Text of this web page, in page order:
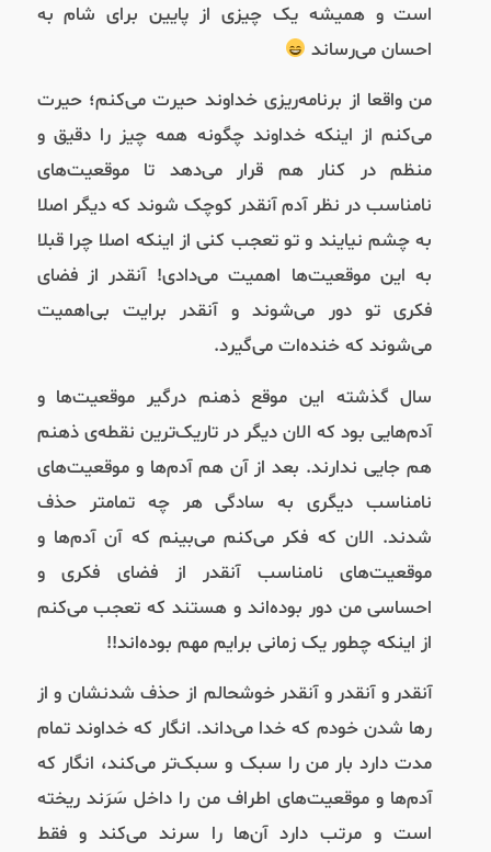
است و همیشه یک چیزی از پایین برای شام به
احسان می‌رساند
من واقعا از برنامه‌ریزی خداوند حیرت می‌کنم؛ حیرت
می‌کنم از اینکه خداوند چگونه همه چیز را دقیق و
منظم در کنار هم قرار می‌دهد تا موقعیت‌های
نامناسب در نظر آدم آنقدر کوچک شوند که دیگر اصلا
به چشم نیایند و تو تعجب کنی از اینکه اصلا چرا قبلا
به این موقعیت‌ها اهمیت می‌دادی! آنقدر از فضای
فکری تو دور می‌شوند و آنقدر برایت بی‌اهمیت
می‌شوند که خنده‌ات می‌گیرد.
سال گذشته این موقع ذهنم درگیر موقعیت‌ها و
آدم‌هایی بود که الان دیگر در تاریک‌ترین نقطه‌ی ذهنم
هم جایی ندارند. بعد از آن هم آدم‌ها و موقعیت‌های
نامناسب دیگری به سادگی هر چه تمامتر حذف
شدند. الان که فکر می‌کنم می‌بینم که آن آدم‌ها و
موقعیت‌های نامناسب آنقدر از فضای فکری و
احساسی من دور بوده‌اند و هستند که تعجب می‌کنم
از اینکه چطور یک زمانی برایم مهم بوده‌اند!!
آنقدر و آنقدر و آنقدر خوشحالم از حذف شدنشان و از
رها شدن خودم که خدا می‌داند. انگار که خداوند تمام
مدت دارد بار من را سبک و سبک‌تر می‌کند، انگار که
آدم‌ها و موقعیت‌های اطراف من را داخل سَرَند ریخته
است و مرتب دارد آن‌ها را سرند می‌کند و فقط